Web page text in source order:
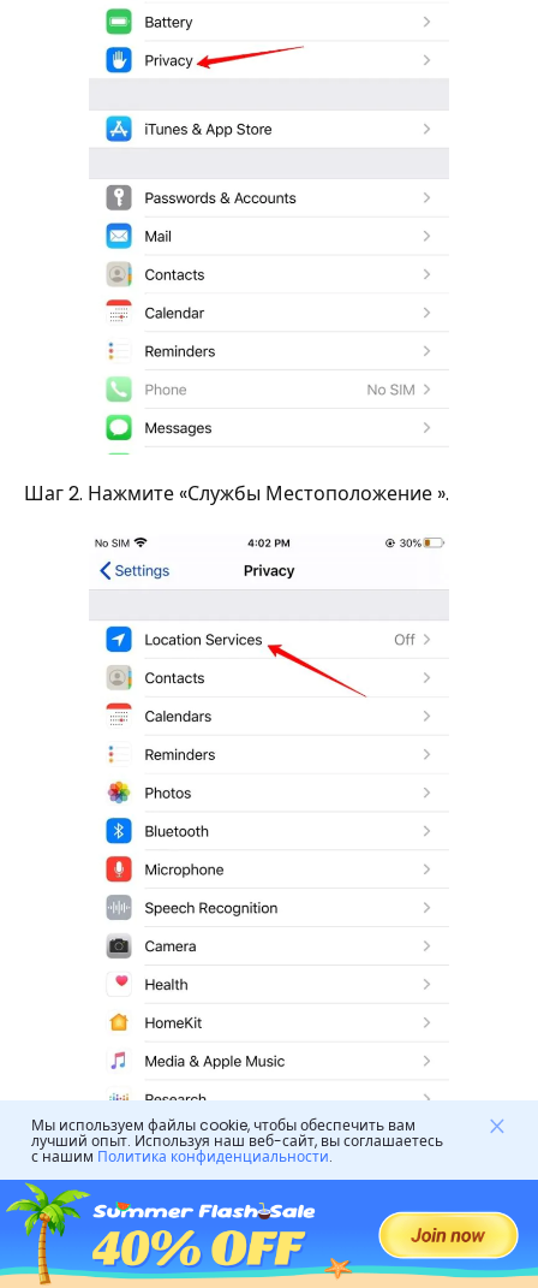
Шаг 2. Нажмите «Службы Местоположение ».
Шаг 3. Нажмите на нужное приложение.
Мы используем файлы cookie, чтобы обеспечить вам
лучший опыт. Используя наш веб-сайт, вы соглашаетесь
с нашим Политика конфиденциальности.